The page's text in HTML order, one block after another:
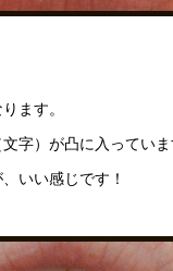
ます。
字）が凸に入ってい
いい感じです！